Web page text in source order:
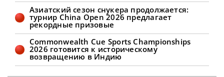
Азиатский сезон снукера продолжается:
турнир China Open 2026 предлагает
рекордные призовые
Commonwealth Cue Sports Championships
2026 готовится к историческому
возвращению в Индию